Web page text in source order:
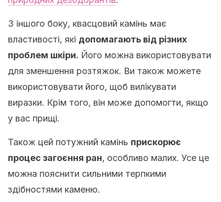
З іншого боку, квасцовий камінь має
властивості, які допомагають від різних
проблем шкіри. Його можна використовувати
для зменшення розтяжок. Ви також можете
використовувати його, щоб вилікувати
виразки. Крім того, він може допомогти, якщо
у вас прищі.
Також цей потужний камінь прискорює
процес загоєння ран, особливо малих. Усе це
можна пояснити сильними терпкими
здібностями каменю.